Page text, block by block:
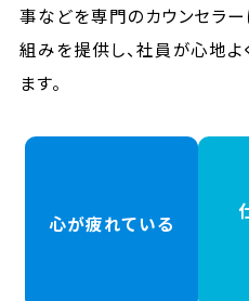
事などを専門のカウンセラ
組みを提供し、社員が心地よ
ます。
心が疲れている